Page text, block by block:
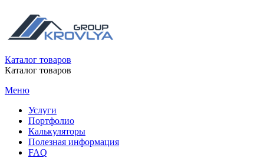
Каталог товаров
Каталог товаров
Меню
Услуги
Портфолио
Калькуляторы
Полезная информация
FAQ